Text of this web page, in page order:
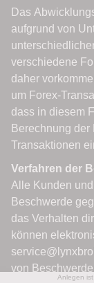
Anlegen